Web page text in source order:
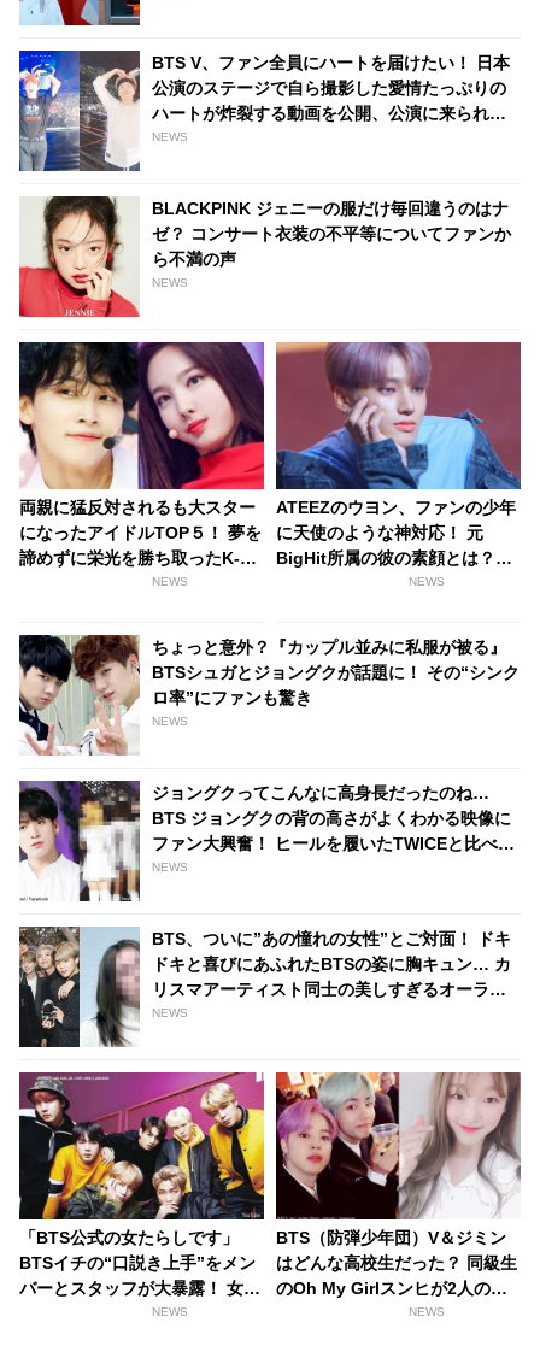
BTS V、ファン全員にハートを届けたい！ 日本
公演のステージで自ら撮影した愛情たっぷりの
ハートが炸裂する動画を公開、公演に来られな
かったファンに最高のプレゼント
NEWS
BLACKPINK ジェニーの服だけ毎回違うのはナ
ゼ？ コンサート衣装の不平等についてファンか
ら不満の声
NEWS
両親に猛反対されるも大スター
になったアイドルTOP５！ 夢を
諦めずに栄光を勝ち取ったK-
POPスターとは？ BTS、
NEWS
ATEEZのウヨン、ファンの少年
に天使のような神対応！ 元
BigHit所属の彼の素顔とは？
NEWS
ちょっと意外？『カップル並みに私服が被る』
BTSシュガとジョングクが話題に！ その“シンク
ロ率”にファンも驚き
NEWS
ジョングクってこんなに高身長だったのね…
BTS ジョングクの背の高さがよくわかる映像に
ファン大興奮！ ヒールを履いたTWICEと比べて
も桁違いの高身長ぶりは胸キュン必至
NEWS
BTS、ついに”あの憧れの女性”とご対面！ ドキ
ドキと喜びにあふれたBTSの姿に胸キュン… カ
リスマアーティスト同士の美しすぎるオーラに
感動…ファンからはコラボを期待する声が殺到
NEWS
「BTS公式の女たらしです」
BTSイチの“口説き上手”をメン
バーとスタッフが大暴露！ 女性
とのハグシーンをわざと失敗し
NEWS
BTS（防弾少年団）V＆ジミン
はどんな高校生だった？ 同級生
のOh My Girlスンヒが2人の過
NEWS